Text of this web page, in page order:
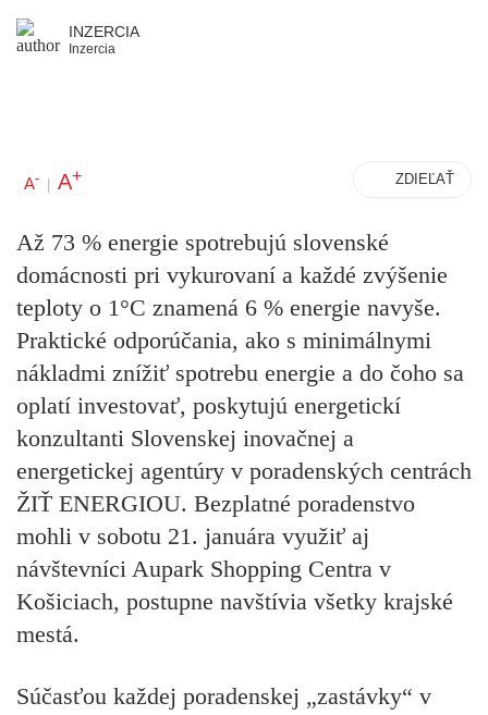
INZERCIA
Inzercia
A- | A+ ZDIEĽAŤ
Až 73 % energie spotrebujú slovenské
domácnosti pri vykurovaní a každé zvýšenie
teploty o 1°C znamená 6 % energie navyše.
Praktické odporúčania, ako s minimálnymi
nákladmi znížiť spotrebu energie a do čoho sa
oplatí investovať, poskytujú energetickí
konzultanti Slovenskej inovačnej a
energetickej agentúry v poradenských centrách
ŽIŤ ENERGIOU. Bezplatné poradenstvo
mohli v sobotu 21. januára využiť aj
návštevníci Aupark Shopping Centra v
Košiciach, postupne navštívia všetky krajské
mestá.
Súčasťou každej poradenskej „zastávky“ v